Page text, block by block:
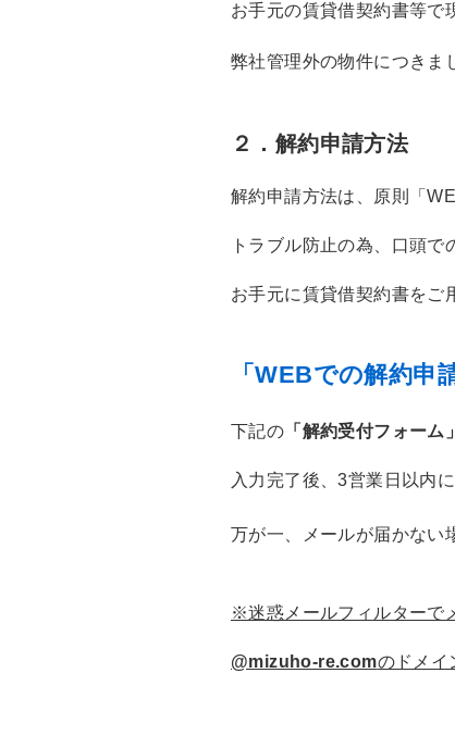
お手元の賃貸借契約書等で
弊社管理外の物件につきま
２．解約申請⽅法
解約申請方法は、原則「
トラブル防止の為、⼝頭で
お手元に賃貸借契約書をご
「WEBでの解約申
下記の 「解約受付フォーム」
入力完了後、3営業日以内
万が一、メールが届かない
※迷惑メールフィルターで
@mizuho-re.comのドメイ